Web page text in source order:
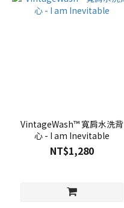
VintageWash™ 寬肩水洗背
心 - I am Inevitable
NT$1,280